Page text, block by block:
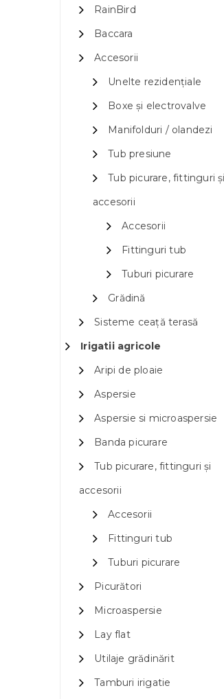
RainBird
Baccara
Accesorii
Unelte rezidențiale
Boxe și electrovalve
Manifolduri / olandezi
Tub presiune
Tub picurare, fittinguri și
accesorii
Accesorii
Fittinguri tub
Tuburi picurare
Grădină
Sisteme ceață terasă
Irigatii agricole
Aripi de ploaie
Aspersie
Aspersie si microaspersie
Banda picurare
Tub picurare, fittinguri și
accesorii
Accesorii
Fittinguri tub
Tuburi picurare
Picurători
Microaspersie
Lay flat
Utilaje grădinărit
Tamburi irigatie